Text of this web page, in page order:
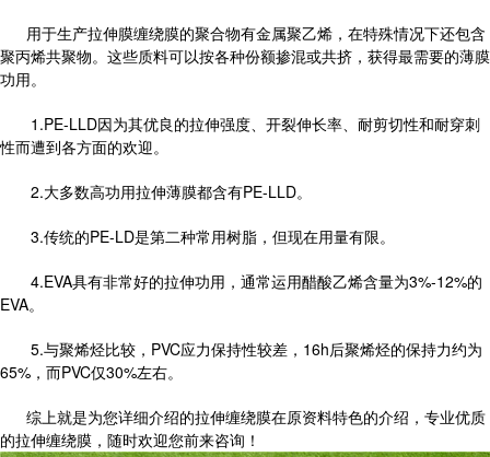
用于生产拉伸膜缠绕膜的聚合物有金属聚乙烯，在特殊情况下还包含
聚丙烯共聚物。这些质料可以按各种份额掺混或共挤，获得最需要的薄膜
功用。
1.PE-LLD因为其优良的拉伸强度、开裂伸长率、耐剪切性和耐穿刺
性而遭到各方面的欢迎。
2.大多数高功用拉伸薄膜都含有PE-LLD。
3.传统的PE-LD是第二种常用树脂，但现在用量有限。
4.EVA具有非常好的拉伸功用，通常运用醋酸乙烯含量为3%-12%的
EVA。
5.与聚烯烃比较，PVC应力保持性较差，16h后聚烯烃的保持力约为
65%，而PVC仅30%左右。
综上就是为您详细介绍的拉伸缠绕膜在原资料特色的介绍，专业优质
的拉伸缠绕膜，随时欢迎您前来咨询！